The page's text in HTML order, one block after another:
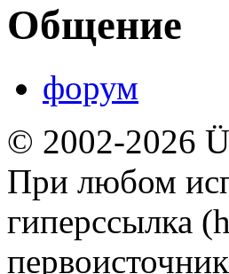
Общение
форум
© 2002-2026
При любом
гиперссылка